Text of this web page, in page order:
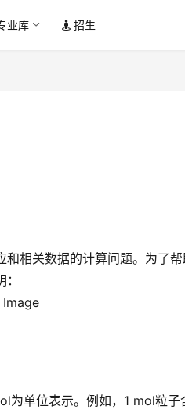
业库 招生
相关数据的计算问题。为了
为单位表示。例如，1 mol粒